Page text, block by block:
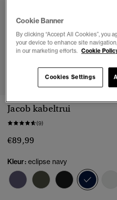
1 2 3
Jacob kabeltrui
(9)
€89,99
Kleur: eclipse navy
Cookie Banner
By clicking “Accept All Cookies”, you
your device to enhance site
in our marketing efforts. Cookie
Cookies Settings